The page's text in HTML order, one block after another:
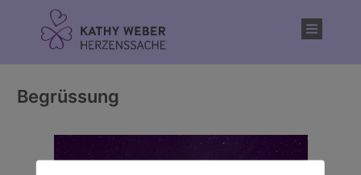
Begrüssung